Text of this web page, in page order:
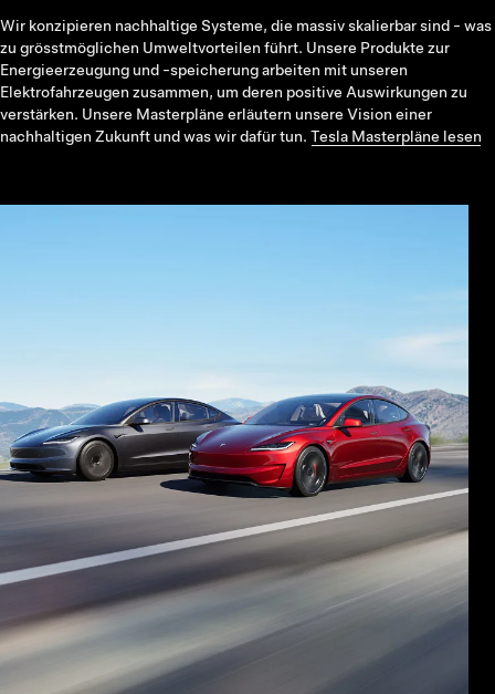
Wir konzipieren nachhaltige Systeme, die massiv skalierbar sind - was
zu grösstmöglichen Umweltvorteilen führt. Unsere Produkte zur
Energieerzeugung und -speicherung arbeiten mit unseren
Elektrofahrzeugen zusammen, um deren positive Auswirkungen zu
verstärken. Unsere Masterpläne erläutern unsere Vision einer
nachhaltigen Zukunft und was wir dafür tun. Tesla Masterpläne lesen